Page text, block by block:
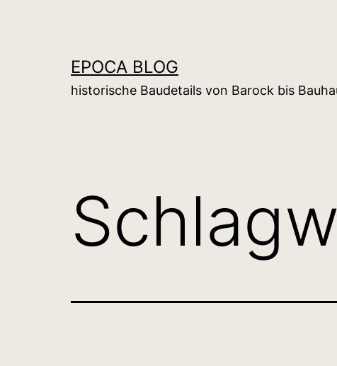
EPOCA BLOG
historische Baudetails von Barock bis